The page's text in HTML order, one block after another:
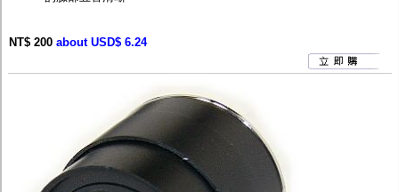
NT$ 200 about USD$ 6.24